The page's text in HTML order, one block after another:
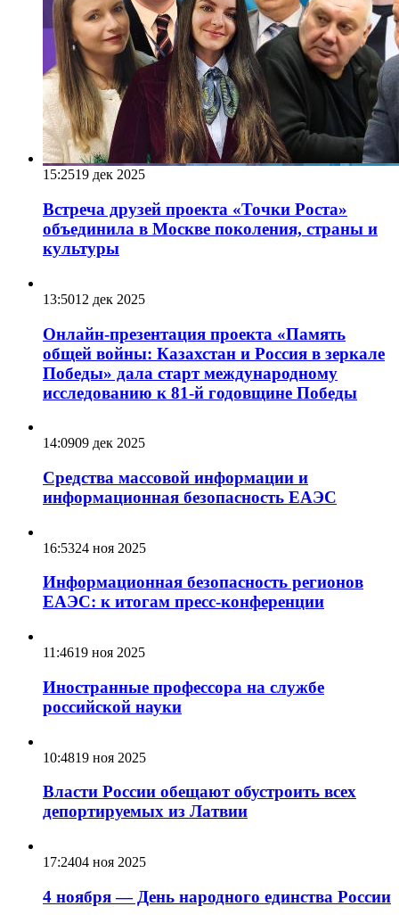
15:2519 дек 2025
Встреча друзей проекта «Точки Роста»
объединила в Москве поколения, страны и
культуры
13:5012 дек 2025
Онлайн-презентация проекта «Память
общей войны: Казахстан и Россия в зеркале
Победы» дала старт международному
исследованию к 81-й годовщине Победы
14:0909 дек 2025
Средства массовой информации и
информационная безопасность ЕАЭС
16:5324 ноя 2025
Информационная безопасность регионов
ЕАЭС: к итогам пресс-конференции
11:4619 ноя 2025
Иностранные профессора на службе
российской науки
10:4819 ноя 2025
Власти России обещают обустроить всех
депортируемых из Латвии
17:2404 ноя 2025
4 ноября — День народного единства России